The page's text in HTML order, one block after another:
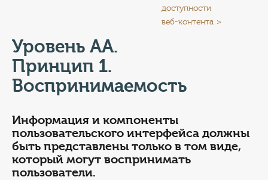
КОНТАКТЫ
ТАРИФЫ
КАТАЛОГ УСЛУГ
СЛУЖБА ПО КОНТРАКТУ
доступности
веб-контента
Уровень АА.
Принцип 1.
Воспринимаемость
Информация и компоненты
пользовательского интерфейса должны
быть представлены только в том виде,
который могут воспринимать
пользователи.